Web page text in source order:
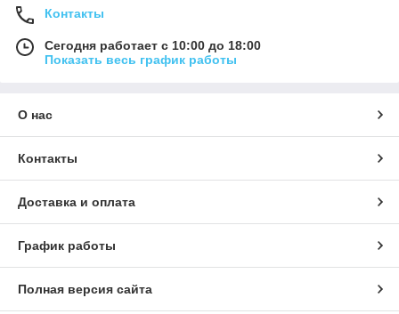
Контакты
Сегодня работает с 10:00 до 18:00
Показать весь график работы
О нас
Контакты
Доставка и оплата
График работы
Полная версия сайта